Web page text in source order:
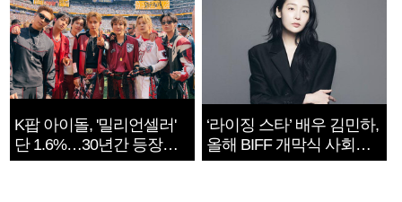
K팝 아이돌, '밀리언셀러'
단 1.6%…30년간 등장
1182개팀 전수조사
‘라이징 스타’ 배우 김민하,
올해 BIFF 개막식 사회자
확정